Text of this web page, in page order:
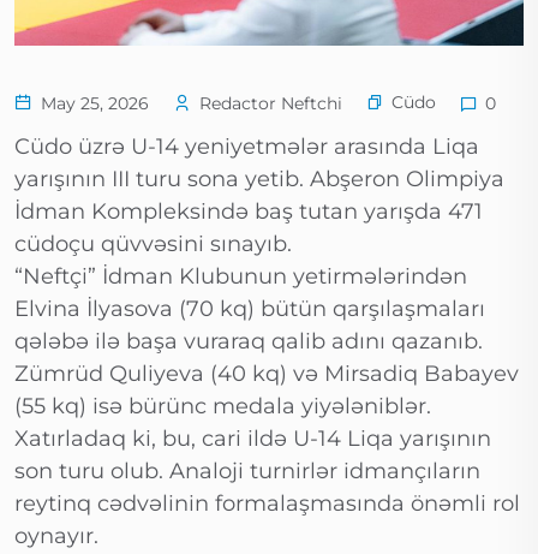
May 25, 2026 Redactor Neftchi Cüdo 0
Cüdo üzrə U-14 yeniyetmələr arasında Liqa
yarışının III turu sona yetib. Abşeron Olimpiya
İdman Kompleksində baş tutan yarışda 471
cüdoçu qüvvəsini sınayıb.
“Neftçi” İdman Klubunun yetirmələrindən
Elvina İlyasova (70 kq) bütün qarşılaşmaları
qələbə ilə başa vuraraq qalib adını qazanıb.
Zümrüd Quliyeva (40 kq) və Mirsadiq Babayev
(55 kq) isə bürünc medala yiyələniblər.
Xatırladaq ki, bu, cari ildə U-14 Liqa yarışının
son turu olub. Analoji turnirlər idmançıların
reytinq cədvəlinin formalaşmasında önəmli rol
oynayır.